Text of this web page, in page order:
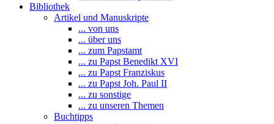
Bibliothek
Artikel und Manuskripte
... von uns
... über uns
... zum Papstamt
... zu Papst Benedikt XVI
... zu Papst Franziskus
... zu Papst Joh. Paul II
... zu sonstige
... zu unseren Themen
Buchtipps